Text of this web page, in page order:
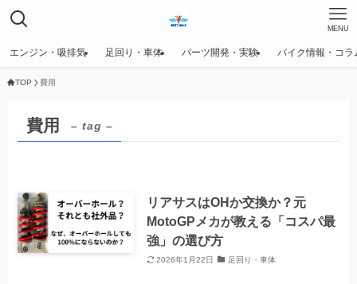
MENU
エンジン・吸排気 足回り・車体 パーツ開発・実験 バイク情報・コラ
TOP 費用
費用 – tag –
リアサスはOHか交換か？元
MotoGPメカが教える「コスパ最
強」の選び方
2026年1月22日 足回り・車体